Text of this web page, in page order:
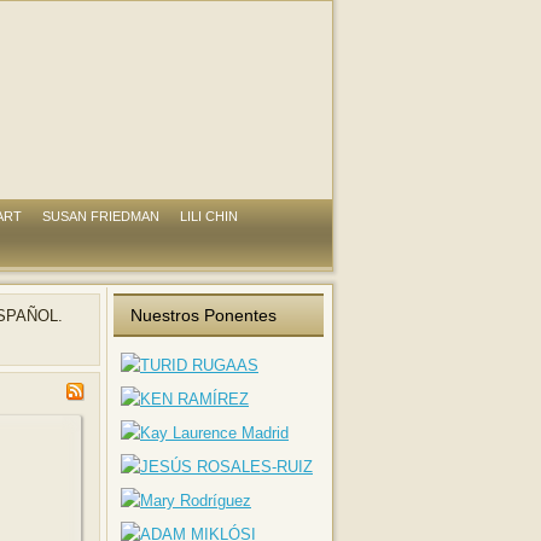
SUSAN FRIEDMAN LILI CHIN
Nuestros Ponentes